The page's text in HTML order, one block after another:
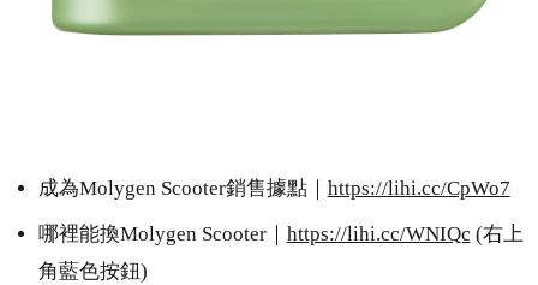
成為Molygen Scooter銷售據點｜ https://lihi.cc/CpWo7
哪裡能換Molygen Scooter｜ https://lihi.cc/WNIQc (右上
角藍色按鈕)